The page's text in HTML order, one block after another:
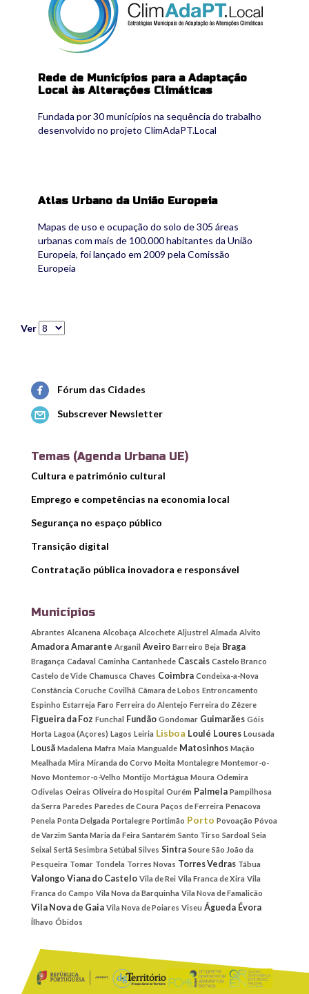
Rede de Municípios para a Adaptação
Local às Alterações Climáticas
Fundada por 30 municípios na sequência do trabalho
desenvolvido no projeto ClimAdaPT.Local
Atlas Urbano da União Europeia
Mapas de uso e ocupação do solo de 305 áreas
urbanas com mais de 100.000 habitantes da União
Europeia, foi lançado em 2009 pela Comissão
Europeia
Ver
Fórum das Cidades
Subscrever Newsletter
Temas (Agenda Urbana UE)
Cultura e património cultural
Emprego e competências na economia local
Segurança no espaço público
Transição digital
Contratação pública inovadora e responsável
Municípios
Abrantes Alcanena Alcobaça Alcochete Aljustrel Almada Alvito
Amadora Amarante Arganil Aveiro Barreiro Beja Braga
Bragança Cadaval Caminha Cantanhede Cascais Castelo Branco
Castelo de Vide Chamusca Chaves Coimbra Condeixa-a-Nova
Constância Coruche Covilhã Câmara de Lobos Entroncamento
Espinho Estarreja Faro Ferreira do Alentejo Ferreira do Zêzere
Figueira da Foz Funchal Fundão Gondomar Guimarães Góis
Horta Lagoa (Açores) Lagos Leiria Lisboa Loulé Loures Lousada
Lousã Madalena Mafra Maia Mangualde Matosinhos Mação
Mealhada Mira Miranda do Corvo Moita Montalegre Montemor-o-
Novo Montemor-o-Velho Montijo Mortágua Moura Odemira
Odivelas Oeiras Oliveira do Hospital Ourém Palmela Pampilhosa
da Serra Paredes Paredes de Coura Paços de Ferreira Penacova
Penela Ponta Delgada Portalegre Portimão Porto Povoação Póvoa
de Varzim Santa Maria da Feira Santarém Santo Tirso Sardoal Seia
Seixal Sertã Sesimbra Setúbal Silves Sintra Soure São João da
Pesqueira Tomar Tondela Torres Novas Torres Vedras Tábua
Valongo Viana do Castelo Vila de Rei Vila Franca de Xira Vila
Franca do Campo Vila Nova da Barquinha Vila Nova de Famalicão
Vila Nova de Gaia Vila Nova de Poiares Viseu Águeda Évora
Ílhavo Óbidos